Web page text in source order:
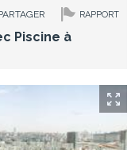
RAPPORT
Piscine à